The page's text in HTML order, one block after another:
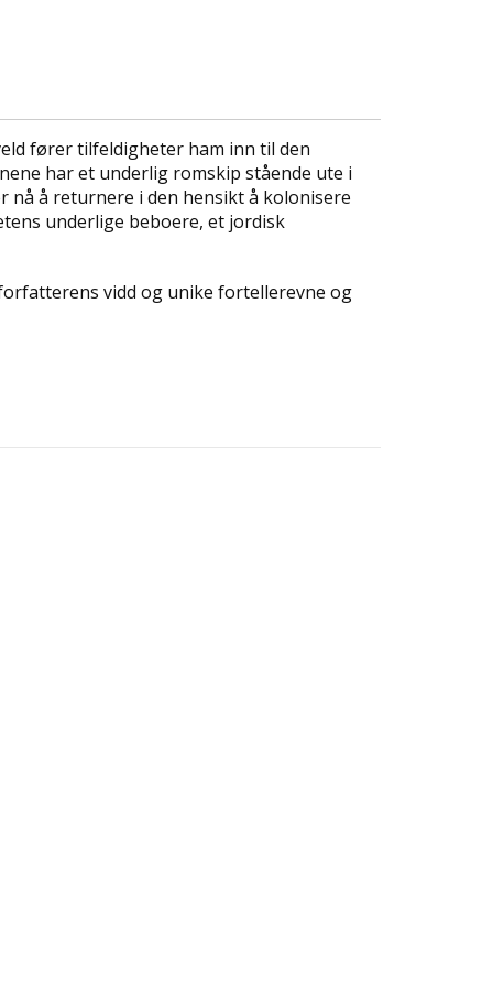
fører tilfeldigheter ham inn til den
har et underlig romskip stående ute i
å returnere i den hensikt å kolonisere
underlige beboere, et jordisk
vidd og unike fortellerevne og